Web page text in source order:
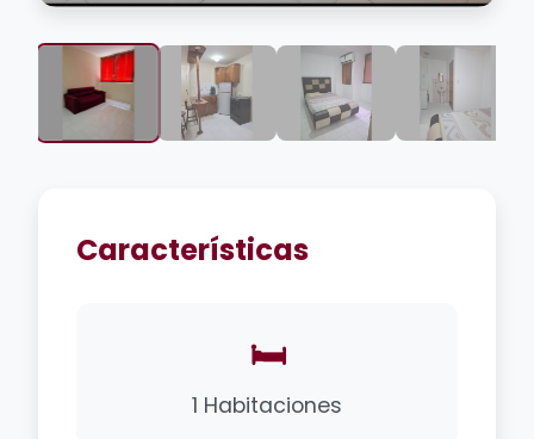
Características
🛏️
1 Habitaciones